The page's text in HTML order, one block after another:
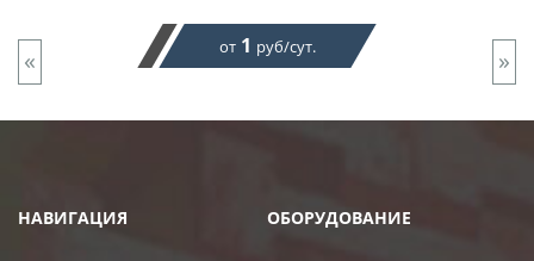
от 1 руб/сут.
« »
НАВИГАЦИЯ ОБОРУДОВАНИЕ